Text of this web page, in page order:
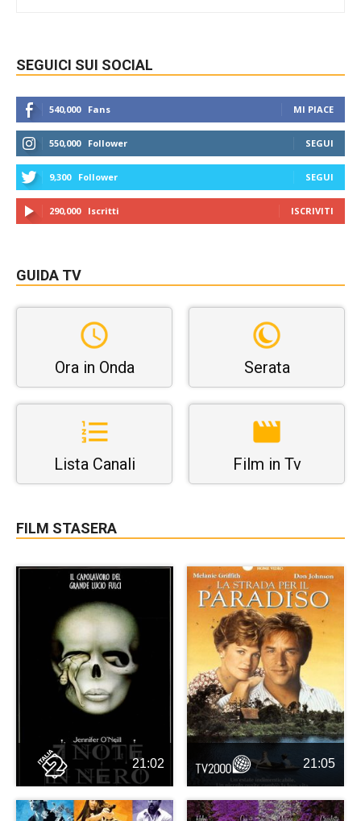
SEGUICI SUI SOCIAL
540,000 Fans MI PIACE
550,000 Follower SEGUI
9,300 Follower SEGUI
290,000 Iscritti ISCRIVITI
GUIDA TV
Ora in Onda Serata
Lista Canali Film in Tv
FILM STASERA
21:02 21:05